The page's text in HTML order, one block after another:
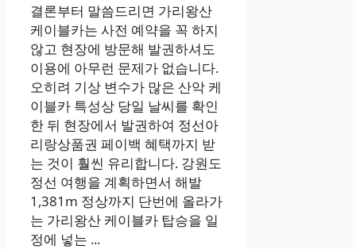
결론부터 말씀드리면 가리왕산
케이블카는 사전 예약을 꼭 하지
않고 현장에 방문해 발권하셔도
이용에 아무런 문제가 없습니다.
오히려 기상 변수가 많은 산악 케
이블카 특성상 당일 날씨를 확인
한 뒤 현장에서 발권하여 정선아
리랑상품권 페이백 혜택까지 받
는 것이 훨씬 유리합니다. 강원도
정선 여행을 계획하면서 해발
1,381m 정상까지 단번에 올라가
는 가리왕산 케이블카 탑승을 일
정에 넣는 ...